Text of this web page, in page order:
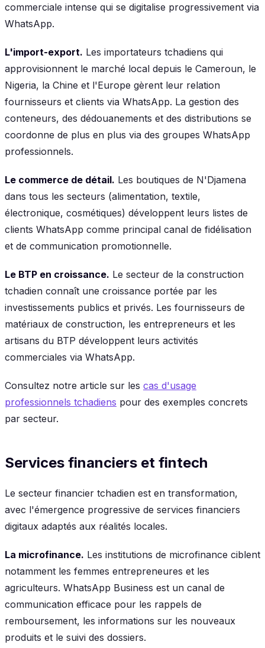
commerciale intense qui se digitalise progressivement via
WhatsApp.
L'import-export. Les importateurs tchadiens qui
approvisionnent le marché local depuis le Cameroun, le
Nigeria, la Chine et l'Europe gèrent leur relation
fournisseurs et clients via WhatsApp. La gestion des
conteneurs, des dédouanements et des distributions se
coordonne de plus en plus via des groupes WhatsApp
professionnels.
Le commerce de détail. Les boutiques de N'Djamena
dans tous les secteurs (alimentation, textile,
électronique, cosmétiques) développent leurs listes de
clients WhatsApp comme principal canal de fidélisation
et de communication promotionnelle.
Le BTP en croissance. Le secteur de la construction
tchadien connaît une croissance portée par les
investissements publics et privés. Les fournisseurs de
matériaux de construction, les entrepreneurs et les
artisans du BTP développent leurs activités
commerciales via WhatsApp.
Consultez notre article sur les cas d'usage
professionnels tchadiens pour des exemples concrets
par secteur.
Services financiers et fintech
Le secteur financier tchadien est en transformation,
avec l'émergence progressive de services financiers
digitaux adaptés aux réalités locales.
La microfinance. Les institutions de microfinance ciblent
notamment les femmes entrepreneures et les
agriculteurs. WhatsApp Business est un canal de
communication efficace pour les rappels de
remboursement, les informations sur les nouveaux
produits et le suivi des dossiers.